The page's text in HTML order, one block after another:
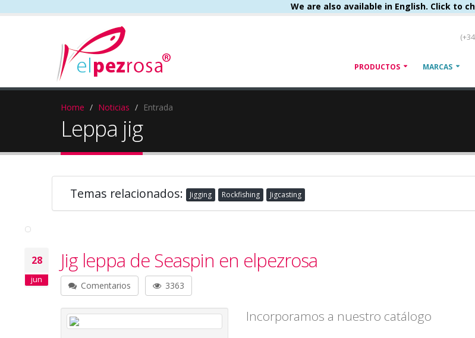
We are also available in English. Click to
PRODUCTOS MARCAS
Home Noticias Entrada
Leppa jig
Temas relacionados: Jigging Rockfishing Jigcasting
28
jun
Jig leppa de Seaspin en elpezrosa
Comentarios 3363
Incorporamos a nuestro catálogo